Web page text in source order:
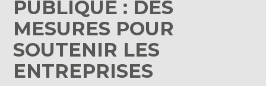
PUBLIQUE : DES
MESURES POUR
SOUTENIR LES
ENTREPRISES